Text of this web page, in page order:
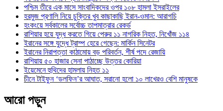
পশ্চিম তীরে এক মাসে সাংবাদিকদের ওপর ১০৮ হামলা ইসরাইলের
হরমুজ প্রণালি নিয়ে চুক্তির খুব কাছাকাছি ইরান-ওমান: আরাগচি
হংকংয়ে সর্বকালের সর্বোচ্চ তাপমাত্রার রেকর্ড
রাশিয়ার হয়ে যুদ্ধ করতে গিয়ে পেরুর ১১ নাগরিক নিহত, নিখোঁজ ১১৪
ইরানের সঙ্গে যুদ্ধে ট্রাম্প হেরে গেছেন: মার্কিন সিনেটর
ইরানের নিরাপত্তা কাঠামোয় বড় পরিবর্তন, শীর্ষ পদে রেজায়ি
রাশিয়ায় ৫০ হাজার সেনা পাঠাচ্ছে উত্তর কোরিয়া
ইয়েমেনে হুথিদের হামলায় নিহত ১১
চীনে টাইফুন ‘ডলফিন’র আঘাত, সরানো হলো ১০ লাখেরও বেশি মানুষকে
আরো পড়ুন